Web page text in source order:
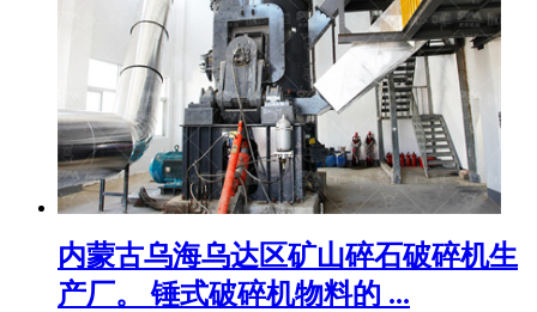
内蒙古乌海乌达区矿山碎石破碎机生
产厂。 锤式破碎机物料的 ...